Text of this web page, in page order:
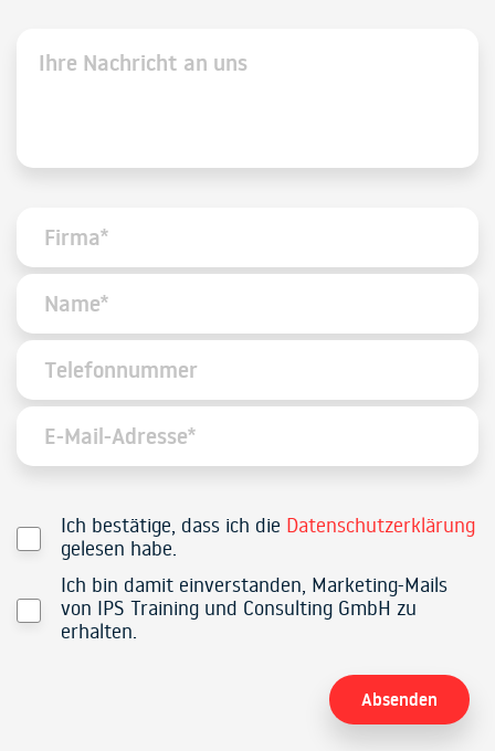
Ich bestätige, dass ich die Datenschutzerklärung
gelesen habe.
Ich bin damit einverstanden, Marketing-Mails
von IPS Training und Consulting GmbH zu
erhalten.